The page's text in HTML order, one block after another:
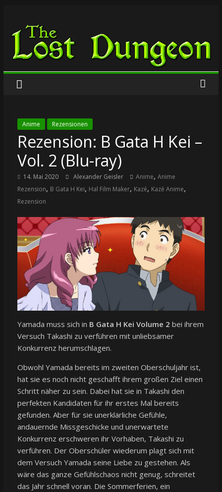
springen
The
Lost
Dungeon
Anime Rezensionen
Rezension: B Gata H Kei –
Vol. 2 (Blu-ray)
14. Mai 2020 Alexander Geisler Anime, Anime
Rezension, B Gata H Kei, Hal Film Maker, Kazé, Kazé Anime,
Rezension
Yamada muss sich in B Gata H Kei Volume 2 bei ihrem
Versuch Takashi zu verführen mit unliebsamer
Konkurrenz herumschlagen.
Obwohl Yamada bereits im zweiten Oberschuljahr ist,
hat sie es noch nicht geschafft ihrem großen Ziel einen
Schritt näher zu sein. Dabei hat sie in Takashi den
perfekten Kandidaten für ihr erstes Mal bereits
gefunden. Aber für sie unerklärliche Gefühle,
andauernde Missgeschicke und unerwartete
Konkurrenz erschweren ihr Vorhaben, Takashi zu
verführen. Der Oberschüler wiederum plagt sich mit
dem Versuch Yamada seine Liebe zu gestehen. Als
wäre das ganze Gefühlschaos nicht genug, schreitet
das Jahr schnell voran. Die Sommerferien, ein